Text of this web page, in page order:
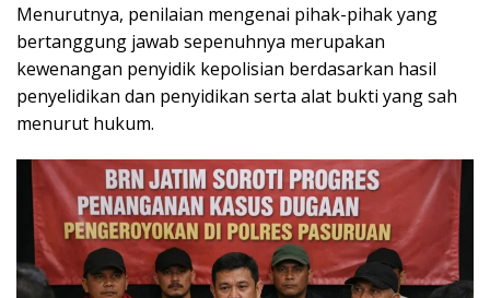
Menurutnya, penilaian mengenai pihak-pihak yang
bertanggung jawab sepenuhnya merupakan
kewenangan penyidik kepolisian berdasarkan hasil
penyelidikan dan penyidikan serta alat bukti yang sah
menurut hukum.